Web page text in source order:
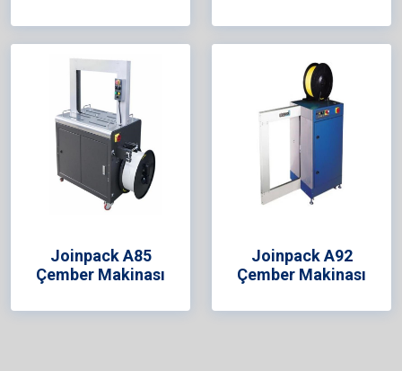
Joinpack A85
Çember Makinası
Joinpack A92
Çember Makinası